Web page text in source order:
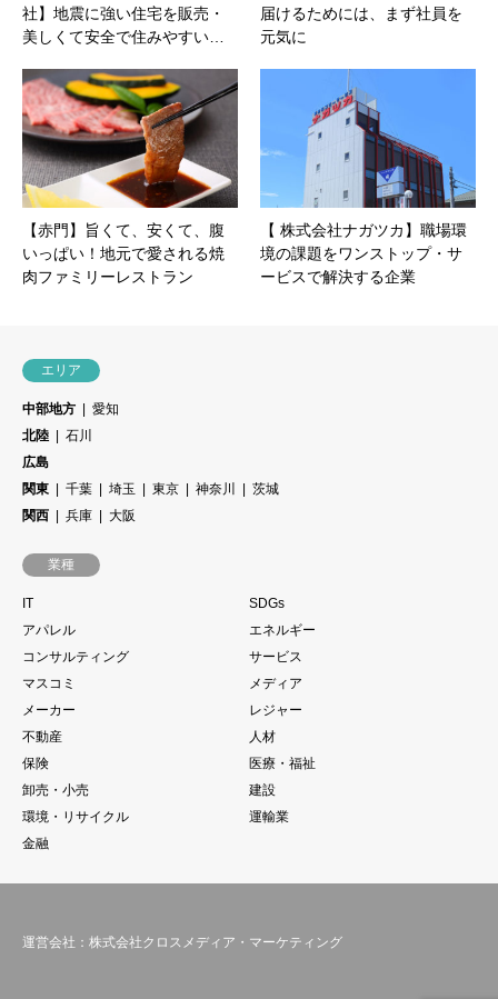
社】地震に強い住宅を販売・
美しくて安全で住みやすい…
届けるためには、まず社員を
元気に
【赤門】旨くて、安くて、腹
いっぱい！地元で愛される焼
肉ファミリーレストラン
【 株式会社ナガツカ】職場環
境の課題をワンストップ・サ
ービスで解決する企業
エリア
中部地方
愛知
北陸
石川
広島
関東
千葉 埼玉 東京 神奈川
茨城
関西
兵庫 大阪
業種
IT
SDGs
アパレル
エネルギー
コンサルティング
サービス
マスコミ
メディア
メーカー
レジャー
不動産
人材
保険
医療・福祉
卸売・小売
建設
環境・リサイクル
運輸業
金融
運営会社：株式会社クロスメディア・マーケティング